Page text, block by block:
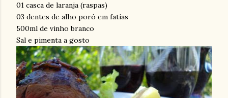
01 casca de laranja (raspas)
03 dentes de alho poró em fatias
500ml de vinho branco
Sal e pimenta a gosto